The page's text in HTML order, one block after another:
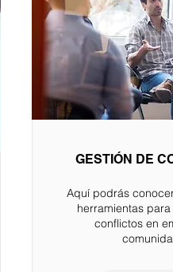
GESTIÓN DE
Aquí podrás
herramientas
conflictos en